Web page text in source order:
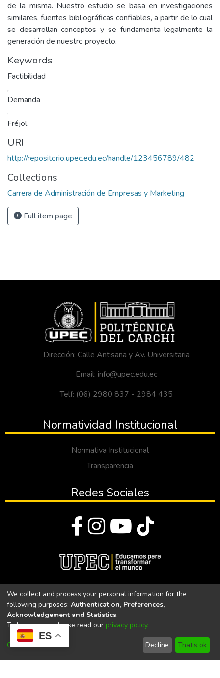
ES
de la misma. Nuestro estudio se basa en investigaciones
similares, fuentes bibliográficas confiables, a partir de lo cual
se desarrollan conceptos y se fundamenta legalmente la
generación de nuestro proyecto.
Keywords
Factibilidad
,
Demanda
,
Fréjol
URI
http://repositorio.upec.edu.ec/handle/123456789/482
Collections
Carrera de Administración de Empresas y Marketing
Full item page
Dirección: Calle Antisana y Av. Universitaria
Email: info@upec.edu.ec
Telf: (06) 2980 837 - 2984 435
Normatividad Institucional
Normativa Institucional
Transparencia
Redes Sociales
Universidad Politécnica Estatal del Carchi
Universidad Politécnica Estatal del Carchi | Acreditada por el
CACES Resolución N°. 160-SE-33-CACES-2020
We collect and process your personal information for the
following purposes: Authentication, Preferences,
Acknowledgement and Statistics.
To learn more, please read our privacy policy.
Customize Decline That's ok